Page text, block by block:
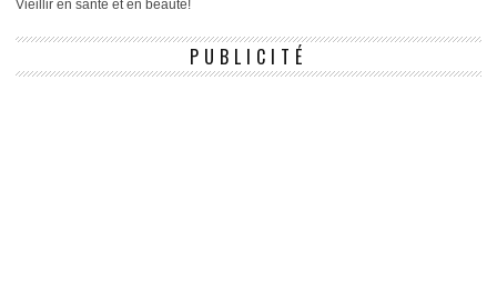
Vieillir en santé et en beauté!
PUBLICITÉ